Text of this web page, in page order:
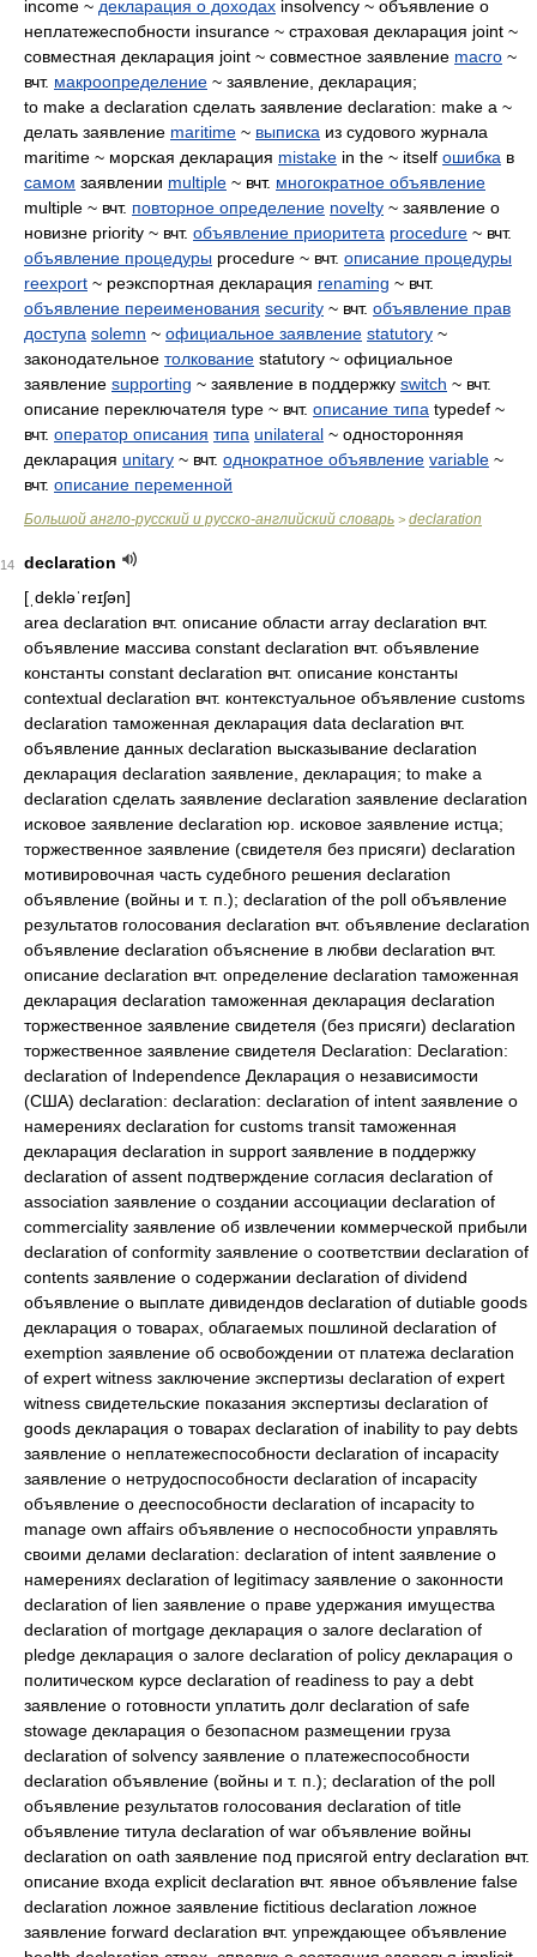
income ~ декларация о доходах insolvency ~ объявление о
неплатежеспобности insurance ~ страховая декларация joint ~
совместная декларация joint ~ совместное заявление macro ~
вчт. макроопределение ~ заявление, декларация;
to make a declaration сделать заявление declaration: make a ~
делать заявление maritime ~ выписка из судового журнала
maritime ~ морская декларация mistake in the ~ itself ошибка в
самом заявлении multiple ~ вчт. многократное объявление
multiple ~ вчт. повторное определение novelty ~ заявление о
новизне priority ~ вчт. объявление приоритета procedure ~ вчт.
объявление процедуры procedure ~ вчт. описание процедуры
reexport ~ реэкспортная декларация renaming ~ вчт.
объявление переименования security ~ вчт. объявление прав
доступа solemn ~ официальное заявление statutory ~
законодательное толкование statutory ~ официальное
заявление supporting ~ заявление в поддержку switch ~ вчт.
описание переключателя type ~ вчт. описание типа typedef ~
вчт. оператор описания типа unilateral ~ односторонняя
декларация unitary ~ вчт. однократное объявление variable ~
вчт. описание переменной
Большой англо-русский и русско-английский словарь > declaration
14
declaration
[ˌdekləˈreɪʃən]
area declaration вчт. описание области array declaration вчт.
объявление массива constant declaration вчт. объявление
константы constant declaration вчт. описание константы
contextual declaration вчт. контекстуальное объявление customs
declaration таможенная декларация data declaration вчт.
объявление данных declaration высказывание declaration
декларация declaration заявление, декларация; to make a
declaration сделать заявление declaration заявление declaration
исковое заявление declaration юр. исковое заявление истца;
торжественное заявление (свидетеля без присяги) declaration
мотивировочная часть судебного решения declaration
объявление (войны и т. п.); declaration of the poll объявление
результатов голосования declaration вчт. объявление declaration
объявление declaration объяснение в любви declaration вчт.
описание declaration вчт. определение declaration таможенная
декларация declaration таможенная декларация declaration
торжественное заявление свидетеля (без присяги) declaration
торжественное заявление свидетеля Declaration: Declaration:
declaration of Independence Декларация о независимости
(США) declaration: declaration: declaration of intent заявление о
намерениях declaration for customs transit таможенная
декларация declaration in support заявление в поддержку
declaration of assent подтверждение согласия declaration of
association заявление о создании ассоциации declaration of
commerciality заявление об извлечении коммерческой прибыли
declaration of conformity заявление о соответствии declaration of
contents заявление о содержании declaration of dividend
объявление о выплате дивидендов declaration of dutiable goods
декларация о товарах, облагаемых пошлиной declaration of
exemption заявление об освобождении от платежа declaration
of expert witness заключение экспертизы declaration of expert
witness свидетельские показания экспертизы declaration of
goods декларация о товарах declaration of inability to pay debts
заявление о неплатежеспособности declaration of incapacity
заявление о нетрудоспособности declaration of incapacity
объявление о дееспособности declaration of incapacity to
manage own affairs объявление о неспособности управлять
своими делами declaration: declaration of intent заявление о
намерениях declaration of legitimacy заявление о законности
declaration of lien заявление о праве удержания имущества
declaration of mortgage декларация о залоге declaration of
pledge декларация о залоге declaration of policy декларация о
политическом курсе declaration of readiness to pay a debt
заявление о готовности уплатить долг declaration of safe
stowage декларация о безопасном размещении груза
declaration of solvency заявление о платежеспособности
declaration объявление (войны и т. п.); declaration of the poll
объявление результатов голосования declaration of title
объявление титула declaration of war объявление войны
declaration on oath заявление под присягой entry declaration вчт.
описание входа explicit declaration вчт. явное объявление false
declaration ложное заявление fictitious declaration ложное
заявление forward declaration вчт. упреждающее объявление